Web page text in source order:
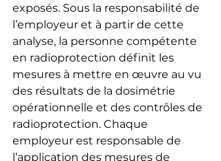
exposés. Sous la responsabilité de
l’employeur et à partir de cette
analyse, la personne compétente
en radioprotection définit les
mesures à mettre en œuvre au vu
des résultats de la dosimétrie
opérationnelle et des contrôles de
radioprotection. Chaque
employeur est responsable de
l’application des mesures de